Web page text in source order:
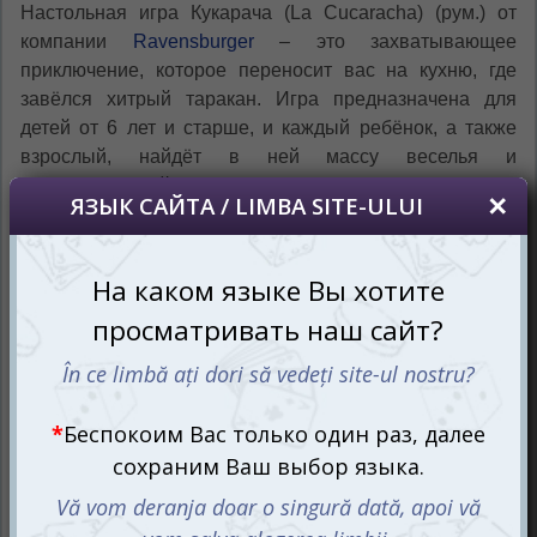
Настольная игра Кукарача (La Cucaracha) (рум.) от
компании
Ravensburger– это захватывающее
приключение, которое переносит вас на кухню, где
завёлся хитрый таракан. Игра предназначена для
детей от 6 лет и старше, и каждый ребёнок, а также
взрослый, найдёт в ней массу веселья и
подарит вам незабываемые моменты, наполненные
вызов и стать настоящим охотником на тараканов?
Используйте интуицию и скорость
реакции